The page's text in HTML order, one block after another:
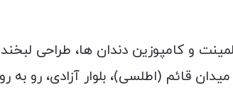
و کامپوزین دندان ها، طراحی
قائم (اطلسی)، بلوار آزادی، رو